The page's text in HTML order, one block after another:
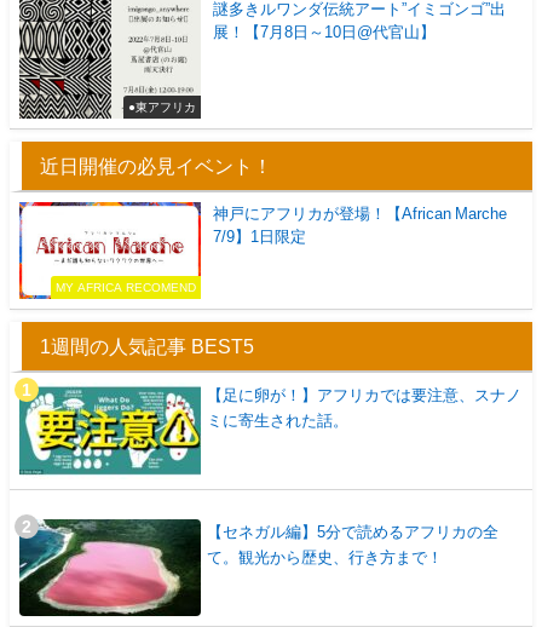
●東アフリカ
謎多きルワンダ伝統アート”イミゴンゴ”出
展！【7月8日～10日@代官山】
近日開催の必見イベント！
MY AFRICA RECOMEND
神戸にアフリカが登場！【African Marche
7/9】1日限定
1週間の人気記事 BEST5
【足に卵が！】アフリカでは要注意、スナノ
ミに寄生された話。
【セネガル編】5分で読めるアフリカの全
て。観光から歴史、行き方まで！